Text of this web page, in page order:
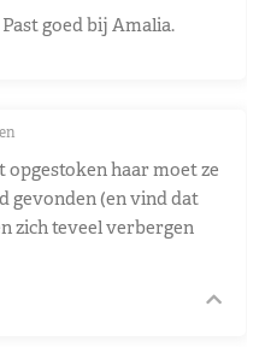
goed bij Amalia.
opgestoken haar moet ze
gevonden (en vind dat
zich teveel verbergen